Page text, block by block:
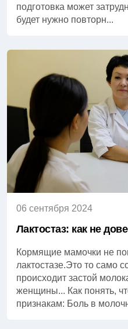
подготовка может
будет нужно повторн...
06 сентября 2024
Лактостаз: как не
Кормящие мамочки не
лактостазе.Это то само
происходит застой
женщины... Как понять,
признакам: Боль в